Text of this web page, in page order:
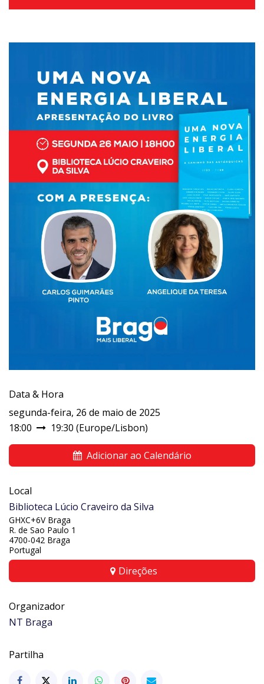
Data & Hora
segunda-feira, 26 de maio de 2025
18:00
19:30 (Europe/Lisbon)
Adicionar ao Calendário
Local
Biblioteca Lúcio Craveiro da Silva
GHXC+6V Braga
R. de Sao Paulo 1
4700-042 Braga
Portugal
Direções
Organizador
NT Braga
Partilha